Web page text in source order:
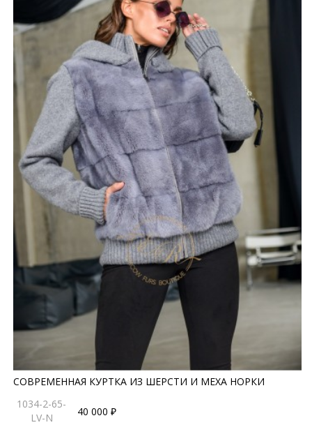
СОВРЕМЕННАЯ КУРТКА ИЗ ШЕРСТИ И МЕХА НОРКИ
1034-2-65-
LV-N
40 000 ₽